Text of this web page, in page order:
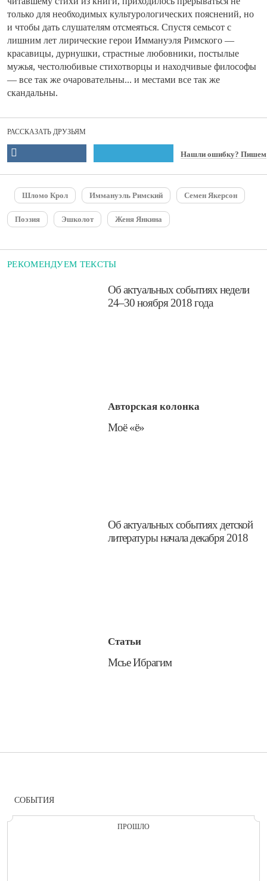
только для необходимых культурологических пояснений, но
и чтобы дать слушателям отсмеяться. Спустя семьсот с
лишним лет лирические герои Иммануэля Римского —
красавицы, дурнушки, страстные любовники, постылые
мужья, честолюбивые стихотворцы и находчивые философы
— все так же очаровательны... и местами все так же
скандальны.
РАССКАЗАТЬ ДРУЗЬЯМ
Нашли ошибку? Пишем
Шломо Крол Иммануэль Римский Семен Якерсон
Поэзия Эшколот Женя Янкина
РЕКОМЕНДУЕМ ТЕКСТЫ
​Об актуальных событиях недели
24–30 ноября 2018 года
Авторская колонка
​Моё «ё»
​Об актуальных событиях детской
литературы начала декабря 2018
Статьи
​Мсье Ибрагим
СОБЫТИЯ
ПРОШЛО